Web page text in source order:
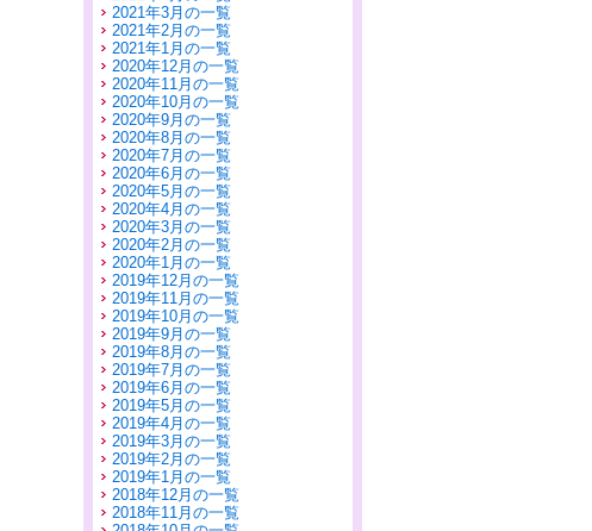
2021年3月の一覧
2021年2月の一覧
2021年1月の一覧
2020年12月の一覧
2020年11月の一覧
2020年10月の一覧
2020年9月の一覧
2020年8月の一覧
2020年7月の一覧
2020年6月の一覧
2020年5月の一覧
2020年4月の一覧
2020年3月の一覧
2020年2月の一覧
2020年1月の一覧
2019年12月の一覧
2019年11月の一覧
2019年10月の一覧
2019年9月の一覧
2019年8月の一覧
2019年7月の一覧
2019年6月の一覧
2019年5月の一覧
2019年4月の一覧
2019年3月の一覧
2019年2月の一覧
2019年1月の一覧
2018年12月の一覧
2018年11月の一覧